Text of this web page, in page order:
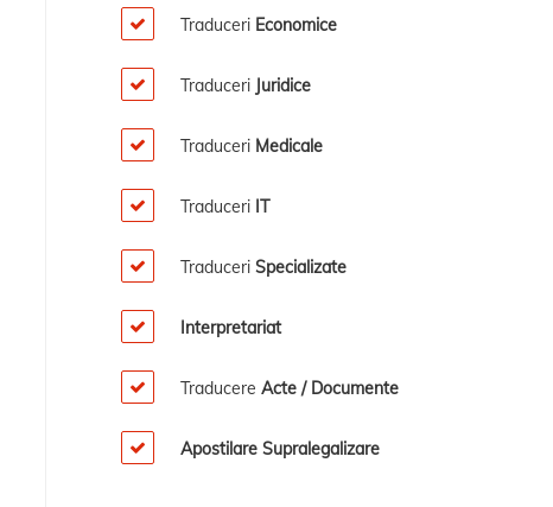
Traduceri Economice
Traduceri Juridice
Traduceri Medicale
Traduceri IT
Traduceri Specializate
Interpretariat
Traducere Acte / Documente
Apostilare Supralegalizare